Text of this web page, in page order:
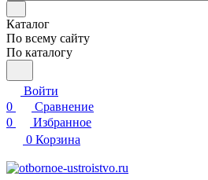
Каталог
По всему сайту
По каталогу
Войти
0
Сравнение
0
Избранное
0 Корзина